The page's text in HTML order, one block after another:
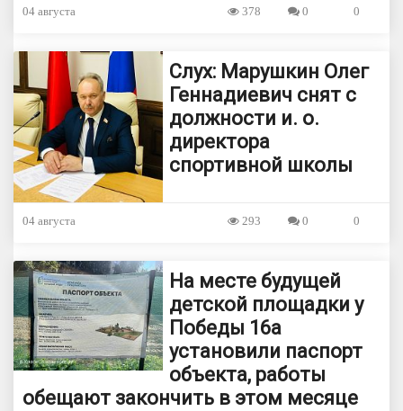
04 августа 0
0
378
Слух: Марушкин Олег
Геннадиевич снят с
должности и. о.
директора
спортивной школы
04 августа 0
0
293
На месте будущей
детской площадки у
Победы 16а
установили паспорт
объекта, работы
обещают закончить в этом месяце